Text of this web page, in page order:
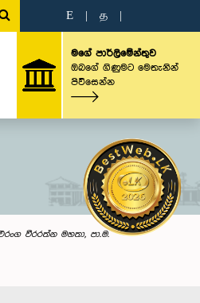
E த
මගේ පාර්ලිමේන්තුව
ඔබගේ ගිණුමට මෙතැනින්
පිවිසෙන්න
වීරරත්න මහතා, පා.ම.